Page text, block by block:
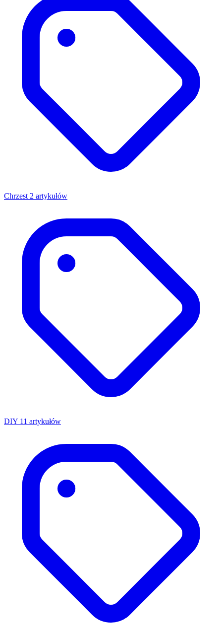
Chrzest 2 artykułów
DIY 11 artykułów